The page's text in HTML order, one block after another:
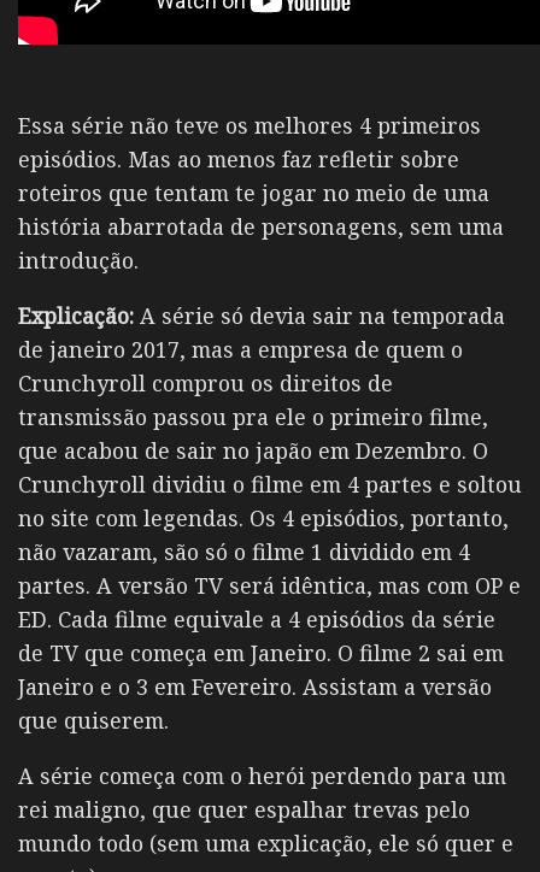
Essa série não teve os melhores 4 primeiros
episódios. Mas ao menos faz refletir sobre
roteiros que tentam te jogar no meio de uma
história abarrotada de personagens, sem uma
introdução.
Explicação: A série só devia sair na temporada
de janeiro 2017, mas a empresa de quem o
Crunchyroll comprou os direitos de
transmissão passou pra ele o primeiro filme,
que acabou de sair no japão em Dezembro. O
Crunchyroll dividiu o filme em 4 partes e soltou
no site com legendas. Os 4 episódios, portanto,
não vazaram, são só o filme 1 dividido em 4
partes. A versão TV será idêntica, mas com OP e
ED. Cada filme equivale a 4 episódios da série
de TV que começa em Janeiro. O filme 2 sai em
Janeiro e o 3 em Fevereiro. Assistam a versão
que quiserem.
A série começa com o herói perdendo para um
rei maligno, que quer espalhar trevas pelo
mundo todo (sem uma explicação, ele só quer e